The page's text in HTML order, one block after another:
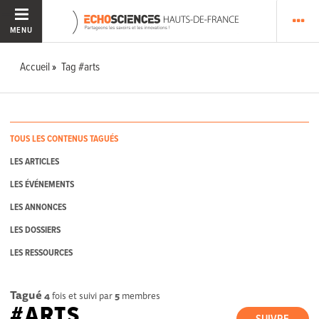
MENU
Accueil Tag #arts
TOUS LES CONTENUS TAGUÉS
LES ARTICLES
LES ÉVÉNEMENTS
LES ANNONCES
LES DOSSIERS
LES RESSOURCES
Tagué 4fois et suivi par 5 membres